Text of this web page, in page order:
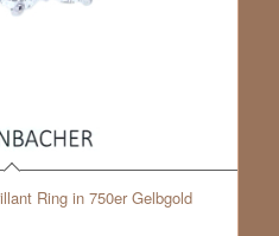
Ring in 750er Gelbgold